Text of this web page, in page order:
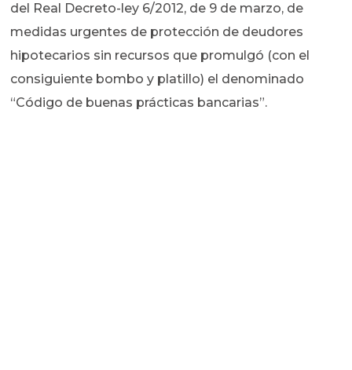
del Real Decreto-ley 6/2012, de 9 de marzo, de
medidas urgentes de protección de deudores
hipotecarios sin recursos que promulgó (con el
consiguiente bombo y platillo) el denominado
“Código de buenas prácticas bancarias”.